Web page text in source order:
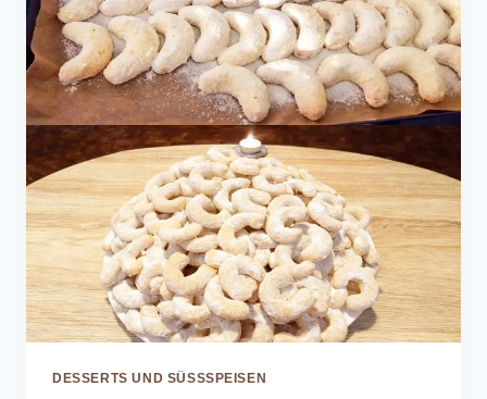
DESSERTS UND SÜSSSPEISEN